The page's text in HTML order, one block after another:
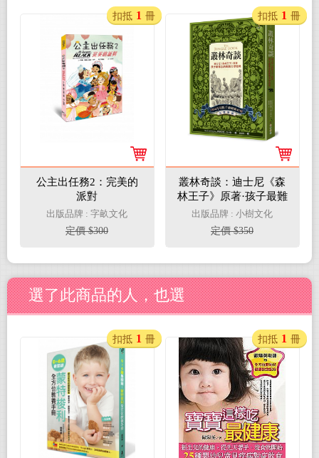
公主出任務2：完美的
派對
出版品牌 : 字畝文化
定價 $300
扣抵 1 冊
叢林奇談：迪士尼《森
林王子》原著·孩子最難
忘的動物文學經典【完
整收錄1894年初版手繪
插圖42幅】
出版品牌 : 小樹文化
定價 $350
扣抵 1 冊
選了此商品的人，也選
扣抵 1 冊 扣抵 1 冊